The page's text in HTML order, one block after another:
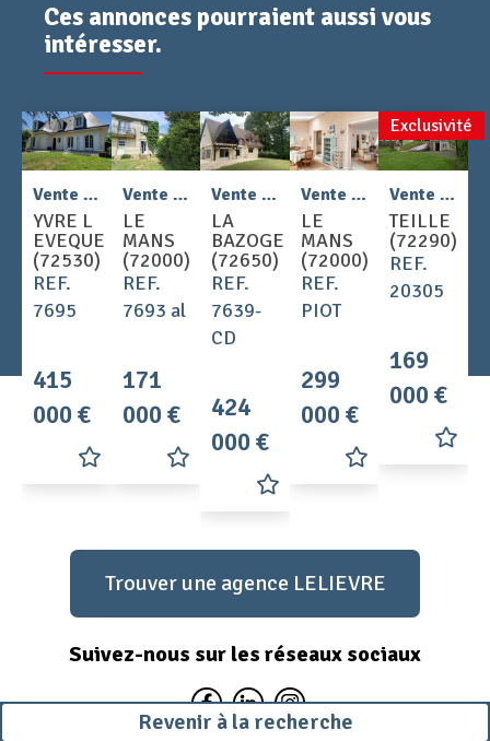
Revenir à la recherche
Ces annonces pourraient aussi vous
intéresser.
Vente - Maison 6 pièces 147 m
YVRE L
EVEQUE
(72530)
REF.
7695
415
000 €
Vente - Maison 4 pièces 90 m
LE
MANS
(72000)
REF.
7693 al
171
000 €
Vente - Maison 7 pièces 213 m
LA
BAZOGE
(72650)
REF.
7639-
CD
424
000 €
Vente - Maison 7 pièces 138 m
LE
MANS
(72000)
REF.
PIOT
299
000 €
Exclusivité
Vente - Maison 5 pièces 107 m
TEILLE
(72290)
REF.
20305
169
000 €
Trouver une agence LELIEVRE
Suivez-nous sur les réseaux sociaux